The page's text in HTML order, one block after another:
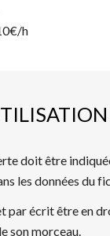
h
doit être
les données du
par écrit être en
son morceau.